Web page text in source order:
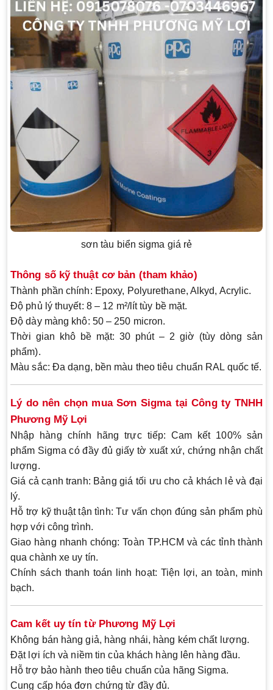
sơn tàu biển sigma giá rẻ
Thông số kỹ thuật cơ bản (tham khảo)
Thành phần chính: Epoxy, Polyurethane, Alkyd, Acrylic.
Độ phủ lý thuyết: 8 – 12 m²/lít tùy bề mặt.
Độ dày màng khô: 50 – 250 micron.
Thời gian khô bề mặt: 30 phút – 2 giờ (tùy dòng sản
phẩm).
Màu sắc: Đa dạng, bền màu theo tiêu chuẩn RAL quốc tế.
Lý do nên chọn mua Sơn Sigma tại Công ty TNHH
Phương Mỹ Lợi
Nhập hàng chính hãng trực tiếp: Cam kết 100% sản
phẩm Sigma có đầy đủ giấy tờ xuất xứ, chứng nhận chất
lượng.
Giá cả cạnh tranh: Bảng giá tối ưu cho cả khách lẻ và đại
lý.
Hỗ trợ kỹ thuật tận tình: Tư vấn chọn đúng sản phẩm phù
hợp với công trình.
Giao hàng nhanh chóng: Toàn TP.HCM và các tỉnh thành
qua chành xe uy tín.
Chính sách thanh toán linh hoạt: Tiện lợi, an toàn, minh
bạch.
Cam kết uy tín từ Phương Mỹ Lợi
Không bán hàng giả, hàng nhái, hàng kém chất lượng.
Đặt lợi ích và niềm tin của khách hàng lên hàng đầu.
Hỗ trợ bảo hành theo tiêu chuẩn của hãng Sigma.
Cung cấp hóa đơn chứng từ đầy đủ.